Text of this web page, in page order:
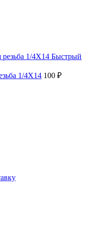
Быстрый
1/4X14 100 ₽